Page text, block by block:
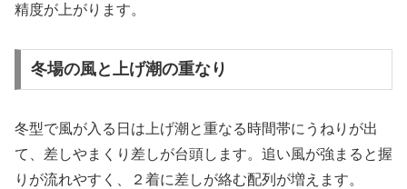
精度が上がります。
冬場の風と上げ潮の重なり
冬型で風が入る日は上げ潮と重なる時間帯にうねりが出
て、差しやまくり差しが台頭します。追い風が強まると握
りが流れやすく、２着に差しが絡む配列が増えます。